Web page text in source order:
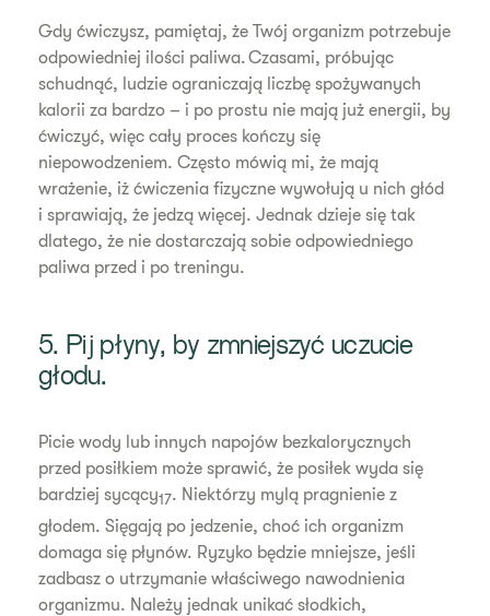
Gdy ćwiczysz, pamiętaj, że Twój organizm potrzebuje
odpowiedniej ilości paliwa. Czasami, próbując
schudnąć, ludzie ograniczają liczbę spożywanych
kalorii za bardzo – i po prostu nie mają już energii, by
ćwiczyć, więc cały proces kończy się
niepowodzeniem. Często mówią mi, że mają
wrażenie, iż ćwiczenia fizyczne wywołują u nich głód
i sprawiają, że jedzą więcej. Jednak dzieje się tak
dlatego, że nie dostarczają sobie odpowiedniego
paliwa przed i po treningu.
5. Pij płyny, by zmniejszyć uczucie
głodu.
Picie wody lub innych napojów bezkalorycznych
przed posiłkiem może sprawić, że posiłek wyda się
bardziej sycący17. Niektórzy mylą pragnienie z
głodem. Sięgają po jedzenie, choć ich organizm
domaga się płynów. Ryzyko będzie mniejsze, jeśli
zadbasz o utrzymanie właściwego nawodnienia
organizmu. Należy jednak unikać słodkich,